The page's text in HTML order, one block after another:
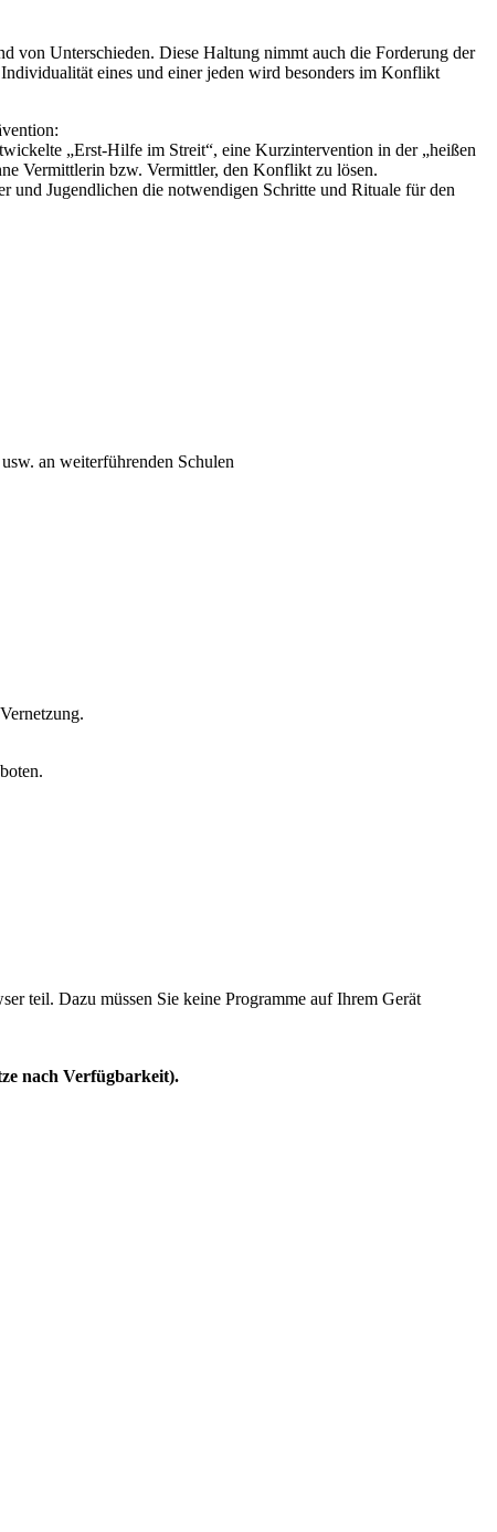
von Unterschieden. Diese Haltung nimmt auch die Forderung der
eines und einer jeden wird besonders im Konflikt
„Erst-Hilfe im Streit“, eine Kurzintervention in der „heißen
Vermittlerin bzw. Vermittler, den Konflikt zu lösen.
und Jugendlichen die notwendigen Schritte und Rituale für den
an weiterführenden Schulen
teil. Dazu müssen Sie keine Programme auf Ihrem Gerät
nach Verfügbarkeit).